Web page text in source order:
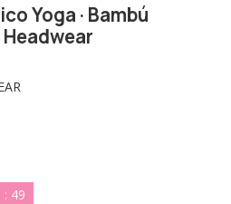
Yoga · Bambú
: 48